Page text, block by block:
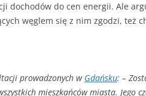
dochodów do cen energii. Ale
węglem się z nim zgodzi, też
prowadzonych w Gdańsku: –
mieszkańców miasta. Jego